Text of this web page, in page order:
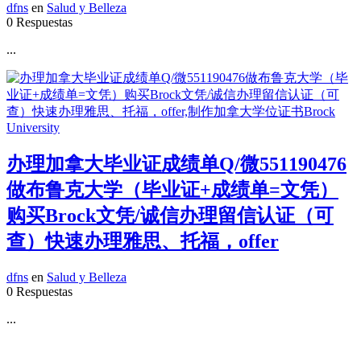
dfns en Salud y Belleza
0 Respuestas
...
办理加拿大毕业证成绩单Q/微551190476
做布鲁克大学（毕业证+成绩单=文凭）
购买Brock文凭/诚信办理留信认证（可
查）快速办理雅思、托福，offer
dfns en Salud y Belleza
0 Respuestas
...